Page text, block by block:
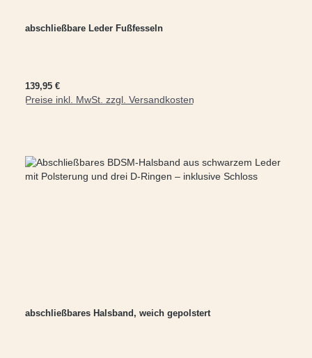
abschließbare Leder Fußfesseln
Regulärer Preis:
139,95 €
Preise inkl. MwSt. zzgl. Versandkosten
In den Warenkorb
abschließbares Halsband, weich gepolstert